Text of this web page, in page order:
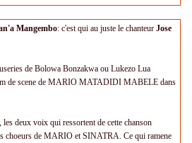
Mangembo: c'est qui au juste le chanteur Jose
de Bolowa Bonzakwa ou Lukezo Lua
de scene de MARIO MATADIDI MABELE dans
deux voix qui ressortent de cette chanson
de MARIO et SINATRA. Ce qui ramene